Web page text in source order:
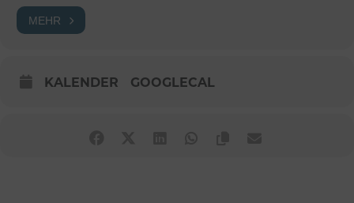
MEHR
KALENDER GOOGLECAL